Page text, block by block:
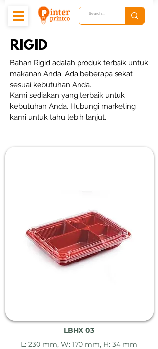
RIGID
Bahan Rigid adalah produk terbaik untuk
makanan Anda. Ada beberapa sekat
sesuai kebutuhan Anda.
Kami sediakan yang terbaik untuk
kebutuhan Anda. Hubungi marketing
kami untuk tahu lebih lanjut.
LBHX 03
L: 230 mm, W: 170 mm, H: 34 mm